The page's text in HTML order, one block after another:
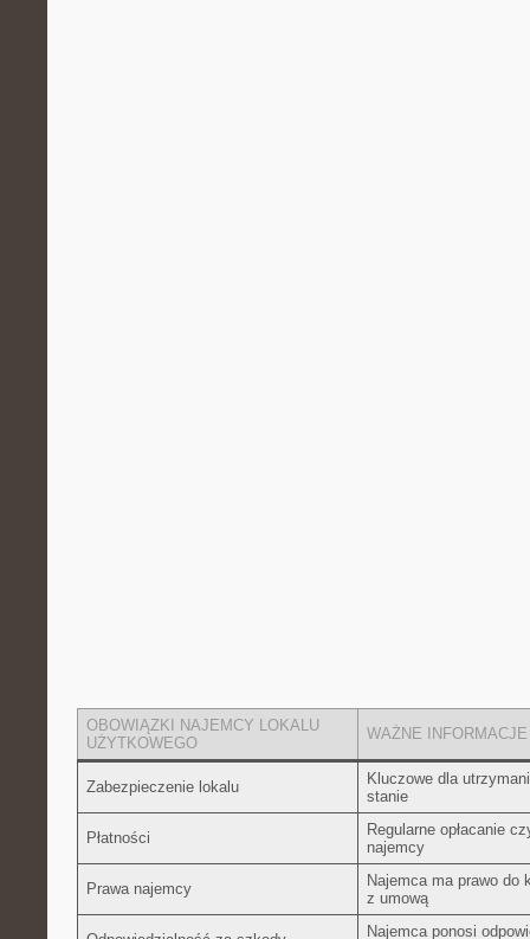
OBOWIĄZKI NAJEMCY ⁤LOKALU​
UŻYTKOWEGO
WAŻNE INFORMACJE
Zabezpieczenie lokalu
Kluczowe dla
stanie
Płatności
Regularne opłacanie‌
najemcy
Prawa najemcy
Najemca ma prawo do
‌z umową
Najemca ponosi